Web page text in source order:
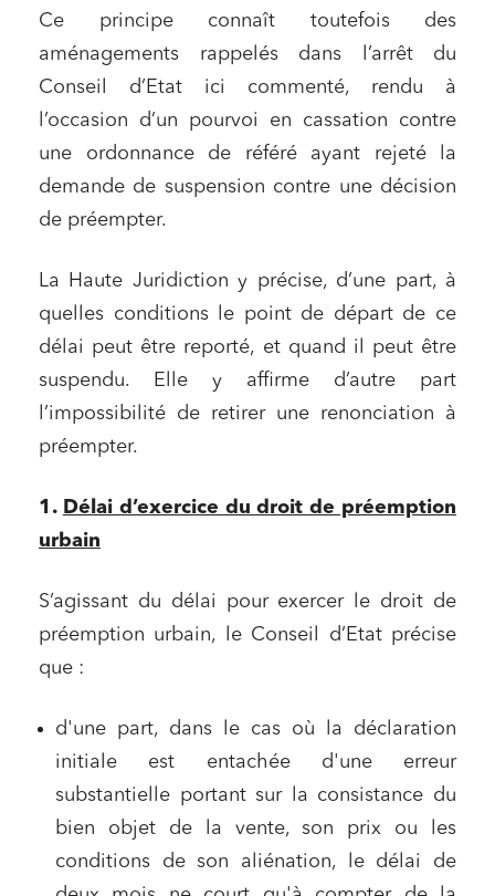
Ce principe connaît toutefois des
aménagements rappelés dans l’arrêt du
Conseil d’Etat ici commenté, rendu à
l’occasion d’un pourvoi en cassation contre
une ordonnance de référé ayant rejeté la
demande de suspension contre une décision
de préempter.
La Haute Juridiction y précise, d’une part, à
quelles conditions le point de départ de ce
délai peut être reporté, et quand il peut être
suspendu. Elle y affirme d’autre part
l’impossibilité de retirer une renonciation à
préempter.
1. Délai d’exercice du droit de préemption
urbain
S’agissant du délai pour exercer le droit de
préemption urbain, le Conseil d’Etat précise
que :
d'une part, dans le cas où la déclaration
initiale est entachée d'une erreur
substantielle portant sur la consistance du
bien objet de la vente, son prix ou les
conditions de son aliénation, le délai de